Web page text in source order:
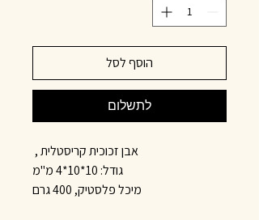
הוסף לסל
לתשלום
אבן זכוכית קריסטלית ,
גודל: 10*10*4 מ"מ
מיכל פלסטיק, 400 גרם